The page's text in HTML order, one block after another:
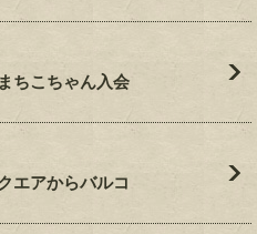
ちこちゃん入会
エアからバルコ